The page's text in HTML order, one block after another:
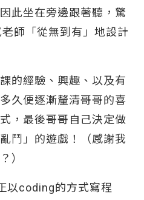
此坐在旁邊跟著聽，驚
師「從無到有」地設計
的經驗、興趣、以及有
久便逐漸釐清哥哥的喜
，最後哥哥自己決定做
鬥」的遊戲！（感謝我
）
以coding的方式寫程